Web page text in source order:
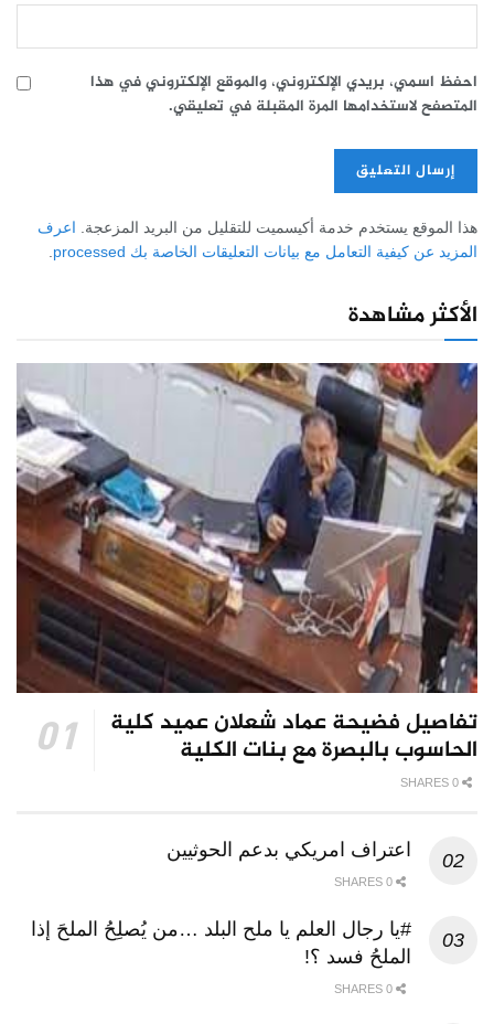
احفظ اسمي، بريدي الإلكتروني، والموقع الإلكتروني في هذا
المتصفح لاستخدامها المرة المقبلة في تعليقي.
هذا الموقع يستخدم خدمة أكيسميت للتقليل من البريد المزعجة. اعرف
المزيد عن كيفية التعامل مع بيانات التعليقات الخاصة بك processed
.
الأكثر مشاهدة
تفاصيل فضيحة عماد شعلان عميد كلية
الحاسوب بالبصرة مع بنات الكلية
اعتراف امريكي بدعم الحوثيين
#يا رجال العلم يا ملح البلد …من يُصلِحُ الملحَ إذا
الملحُ فسد ؟!